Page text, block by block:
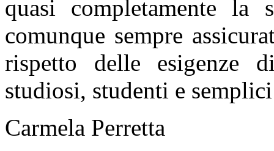
quasi completamente la
comunque sempre
rispetto delle esigenze
studiosi, studenti e
Carmela Perretta